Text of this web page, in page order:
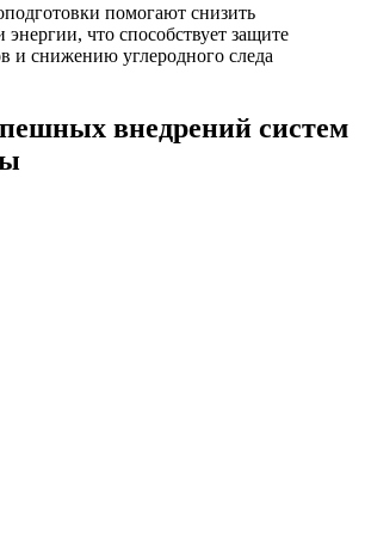
помогают снизить
что способствует защите
и снижению углеродного следа
внедрений систем